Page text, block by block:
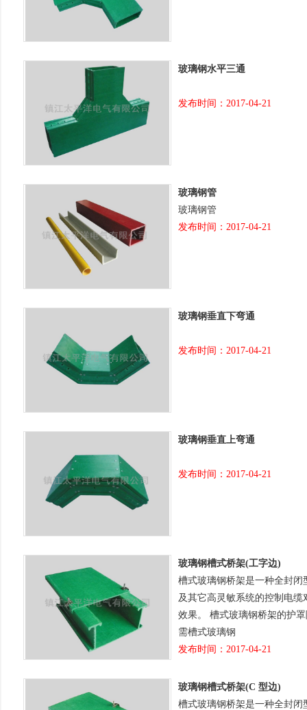
玻璃钢水平三通
发布时间：2017-04-21
玻璃钢管
玻璃钢管
发布时间：2017-04-21
玻璃钢垂直下弯通
发布时间：2017-04-21
玻璃钢垂直上弯通
发布时间：2017-04-21
玻璃钢槽式桥架(工字边)
槽式玻璃钢桥架是一种全封闭型
及其它高灵敏系统的控制电
效果。 槽式玻璃钢桥架的护
需槽式玻璃钢
发布时间：2017-04-21
玻璃钢槽式桥架(C 型边)
槽式玻璃钢桥架是一种全封闭型